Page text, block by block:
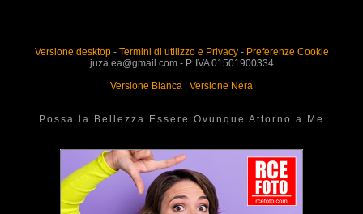
Versione desktop- Termini di utilizzo e Privacy- Preferenze Cookie
juza.ea@gmail.com - P. IVA 01501900334
Versione Bianca
Versione Nera
Possa la Bellezza Essere Ovunque Attorno a Me